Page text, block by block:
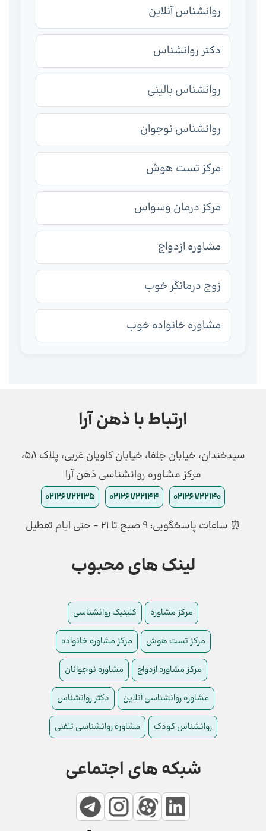
روانشناس آنلاین
دکتر روانشناس
روانشناس بالینی
روانشناس نوجوان
مرکز تست هوش
مرکز درمان وسواس
مشاوره ازدواج
زوج درمانگر خوب
مشاوره خانواده خوب
ارتباط با ذهن آرا
سیدخندان، خیابان جلفا، خیابان کاویان غربی، پلاک 58،
مرکز مشاوره روانشناسی ذهن آرا
02126722140
02126722144
02126722135
⏰ ساعات پاسخگویی: ۹ صبح تا ۲۱ - حتی ایام تعطیل
لینک های محبوب
مرکز مشاوره کلینیک روانشناسی
مرکز تست هوش مرکز مشاوره خانواده
مرکز مشاوره ازدواج مشاوره نوجوانان
مشاوره روانشناسی آنلاین دکتر روانشناس
روانشناس کودک مشاوره روانشناسی تلفنی
شبکه های اجتماعی